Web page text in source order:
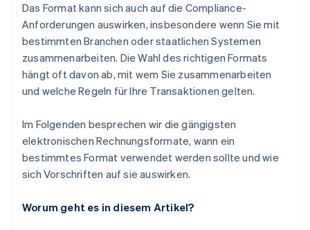
Das Format kann sich auch auf die Compliance-
Anforderungen auswirken, insbesondere wenn Sie mit
bestimmten Branchen oder staatlichen Systemen
zusammenarbeiten. Die Wahl des richtigen Formats
hängt oft davon ab, mit wem Sie zusammenarbeiten
und welche Regeln für Ihre Transaktionen gelten.
Im Folgenden besprechen wir die gängigsten
elektronischen Rechnungsformate, wann ein
bestimmtes Format verwendet werden sollte und wie
sich Vorschriften auf sie auswirken.
Worum geht es in diesem Artikel?